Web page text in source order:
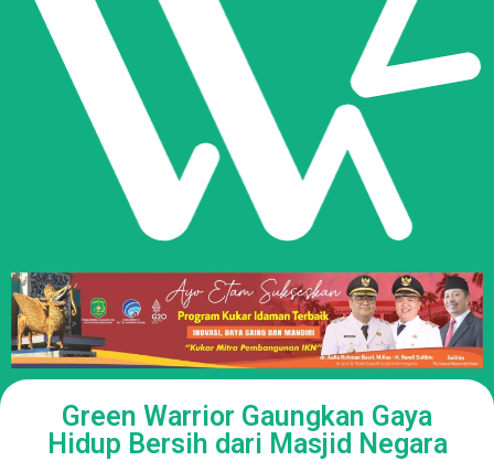
Green Warrior Gaungkan Gaya
Hidup Bersih dari Masjid Negara